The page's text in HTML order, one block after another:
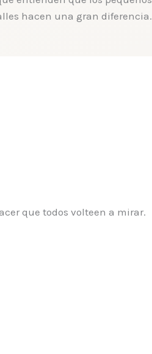
hacen una gran diferencia.
que todos volteen a mirar.